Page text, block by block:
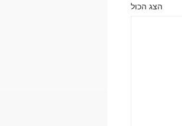
הצג הכול